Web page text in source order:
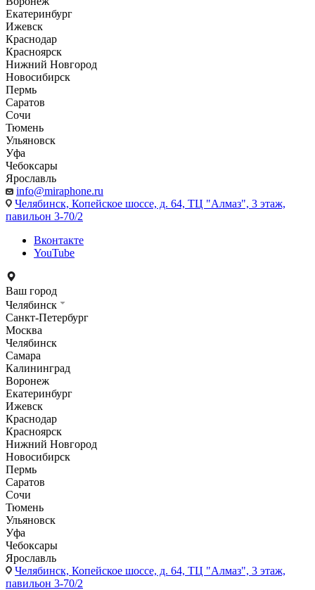
Екатеринбург
Ижевск
Краснодар
Красноярск
Нижний Новгород
Новосибирск
Пермь
Саратов
Сочи
Тюмень
Ульяновск
Уфа
Чебоксары
Ярославль
info@miraphone.ru
Челябинск, Копейское шоссе, д. 64, ТЦ "Алмаз", 3 этаж,
павильон 3-70/2
Вконтакте
YouTube
Ваш город
Челябинск
Санкт-Петербург
Москва
Челябинск
Самара
Калининград
Воронеж
Екатеринбург
Ижевск
Краснодар
Красноярск
Нижний Новгород
Новосибирск
Пермь
Саратов
Сочи
Тюмень
Ульяновск
Уфа
Чебоксары
Ярославль
Челябинск, Копейское шоссе, д. 64, ТЦ "Алмаз", 3 этаж,
павильон 3-70/2